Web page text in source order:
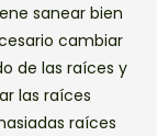
sanear bien
cambiar
de las raíces y
las raíces
raíces